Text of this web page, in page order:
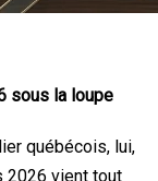
sous la loupe
québécois, lui,
2026 vient tout